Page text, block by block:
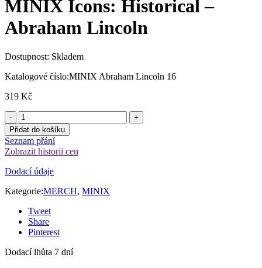
MINIX Icons: Historical –
Abraham Lincoln
Dostupnost: Skladem
Katalogové číslo:MINIX Abraham Lincoln 16
319 Kč
Přidat do košíku
Seznam přání
Zobrazit historii cen
Dodací údaje
Kategorie:MERCH, MINIX
Tweet
Share
Pinterest
Dodací lhůta 7 dní